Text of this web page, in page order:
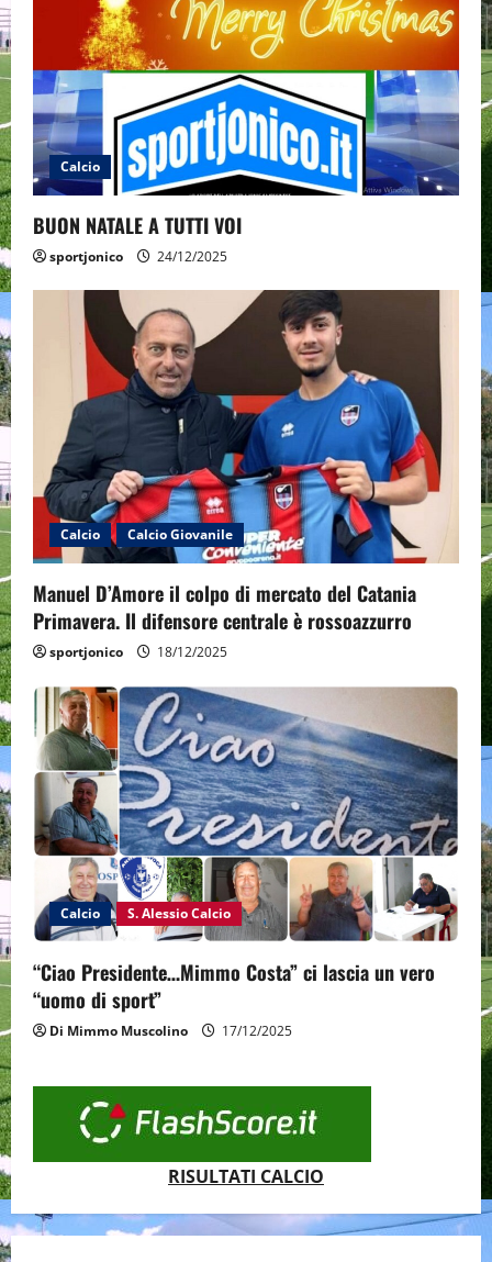
g
a
t
i
o
n
Calcio
BUON NATALE A TUTTI VOI
sportjonico 24/12/2025
Calcio Calcio Giovanile
Manuel D’Amore il colpo di mercato del Catania
Primavera. Il difensore centrale è rossoazzurro
sportjonico 18/12/2025
Calcio S. Alessio Calcio
“Ciao Presidente…Mimmo Costa” ci lascia un vero
“uomo di sport”
Di Mimmo Muscolino 17/12/2025
RISULTATI CALCIO